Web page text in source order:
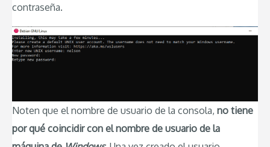
contraseña.
Noten que el nombre de usuario de la consola, no tiene
por qué coincidir con el nombre de usuario de la